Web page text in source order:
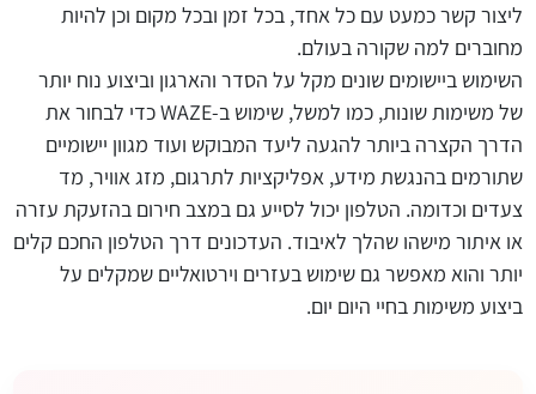
ליצור קשר כמעט עם כל אחד, בכל זמן ובכל מקום וכן להיות
מחוברים למה שקורה בעולם.
השימוש ביישומים שונים מקל על הסדר והארגון וביצוע נוח יותר
של משימות שונות, כמו למשל, שימוש ב-WAZE כדי לבחור את
הדרך הקצרה ביותר להגעה ליעד המבוקש ועוד מגוון יישומיים
שתורמים בהנגשת מידע, אפליקציות לתרגום, מזג אוויר, מד
צעדים וכדומה. הטלפון יכול לסייע גם במצב חירום בהזעקת עזרה
או איתור מישהו שהלך לאיבוד. העדכונים דרך הטלפון החכם קלים
יותר והוא מאפשר גם שימוש בעזרים וירטואליים שמקלים על
ביצוע משימות בחיי היום יום.